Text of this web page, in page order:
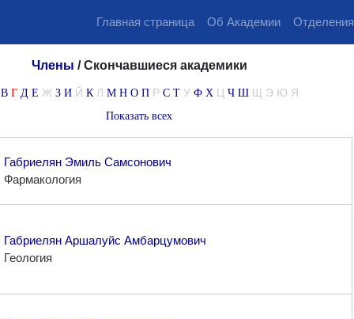
Главная страница Об Академии Отделения
Члены /Скончавшиеся академики
В Г Д Е Ж З И Й К Л М Н О П Р С Т У Ф Х Ц Ч Ш Щ Э Ю Я
Показать всех
Габриелян Эмиль Самсонович
Фармакология
Габриелян Аршалуйс Амбарцумович
Геология